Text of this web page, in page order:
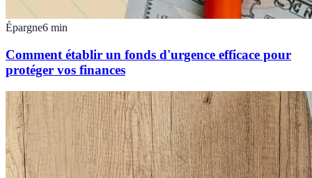
Épargne6 min
Comment établir un fonds d'urgence efficace pour
protéger vos finances